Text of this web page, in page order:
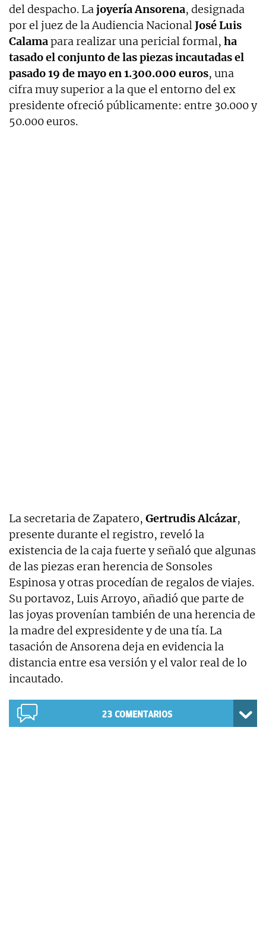
del despacho. Lajoyería Ansorena, designada
por el juez de la Audiencia NacionalJosé Luis
Calamapara realizar una pericial formal, ha
tasado el conjunto de las piezas incautadas el
pasado 19 de mayo en 1.300.000 euros, una
cifra muy superior a la que el entorno del ex
presidente ofreció públicamente: entre 30.000 y
50.000 euros.
La secretaria de Zapatero, Gertrudis Alcázar,
presente durante el registro, reveló la
existencia de la caja fuerte y señaló que algunas
de las piezas eran herencia de Sonsoles
Espinosa y otras procedían de regalos de viajes.
Su portavoz, Luis Arroyo, añadió que parte de
las joyas provenían también de una herencia de
la madre del expresidente y de una tía. La
tasación de Ansorena deja en evidencia la
distancia entre esa versión y el valor real de lo
incautado.
23 COMENTARIOS